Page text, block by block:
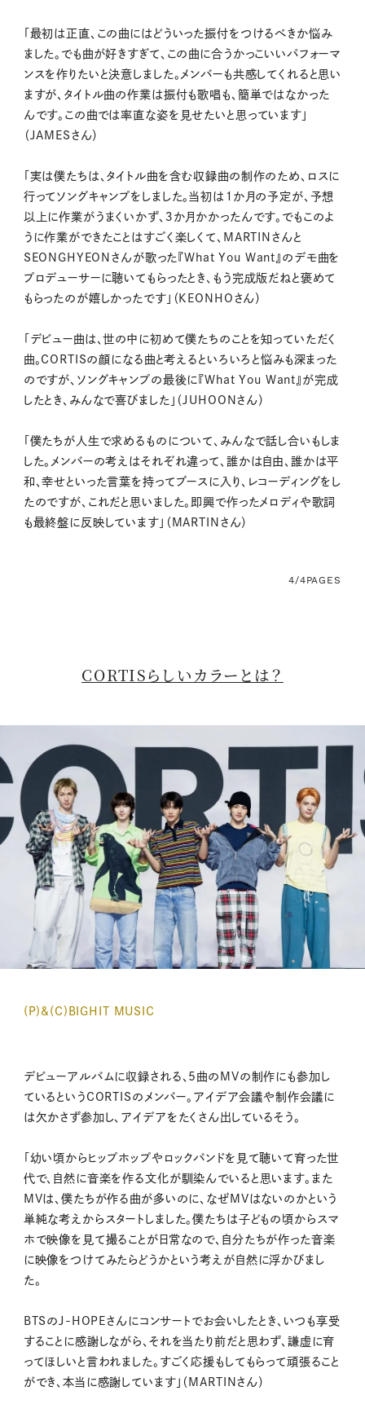
「最初は正直、この曲にはどういった振付をつけるべきか悩み
ました。でも曲が好きすぎて、この曲に合うかっこいいパフォーマ
ンスを作りたいと決意しました。メンバーも共感してくれると思い
ますが、タイトル曲の作業は振付も歌唱も、簡単ではなかった
んです。この曲では率直な姿を見せたいと思っています」
（JAMESさん）
「実は僕たちは、タイトル曲を含む収録曲の制作のため、ロスに
行ってソングキャンプをしました。当初は１か月の予定が、予想
以上に作業がうまくいかず、３か月かかったんです。でもこのよ
うに作業ができたことはすごく楽しくて、MARTINさんと
SEONGHYEONさんが歌った『What You Want』のデモ曲を
プロデューサーに聴いてもらったとき、もう完成版だねと褒めて
もらったのが嬉しかったです」（KEONHOさん）
「デビュー曲は、世の中に初めて僕たちのことを知っていただく
曲。CORTISの顔になる曲と考えるといろいろと悩みも深まった
のですが、ソングキャンプの最後に『What You Want』が完成
したとき、みんなで喜びました」（JUHOONさん）
「僕たちが人生で求めるものについて、みんなで話し合いもしま
した。メンバーの考えはそれぞれ違って、誰かは自由、誰かは平
和、幸せといった言葉を持ってブースに入り、レコーディングをし
たのですが、これだと思いました。即興で作ったメロディや歌詞
も最終盤に反映しています」（MARTINさん）
4/4PAGES
CORTISらしいカラーとは？
(P)&(C)BIGHIT MUSIC
デビューアルバムに収録される、5曲のMVの制作にも参加し
ているというCORTISのメンバー。アイデア会議や制作会議に
は欠かさず参加し、アイデアをたくさん出しているそう。
「幼い頃からヒップホップやロックバンドを見て聴いて育った世
代で、自然に音楽を作る文化が馴染んでいると思います。また
MVは、僕たちが作る曲が多いのに、なぜMVはないのかという
単純な考えからスタートしました。僕たちは子どもの頃からスマ
ホで映像を見て撮ることが日常なので、自分たちが作った音楽
に映像をつけてみたらどうかという考えが自然に浮かびまし
た。
BTSのJ-HOPEさんにコンサートでお会いしたとき、いつも享受
することに感謝しながら、それを当たり前だと思わず、謙虚に育
ってほしいと言われました。すごく応援もしてもらって頑張ること
ができ、本当に感謝しています」（MARTINさん）